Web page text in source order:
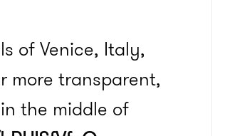
of Venice, Italy,
more transparent,
the middle of